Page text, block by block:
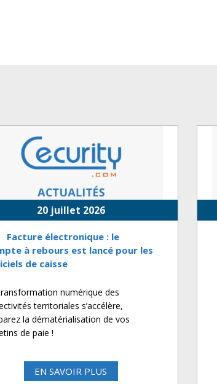
20 juillet 2026
Facture électronique : le
à rebours est lancé pour les
de caisse
numérique des
territoriales s’accélère,
la dématérialisation de vos
de paie !
EN SAVOIR PLUS